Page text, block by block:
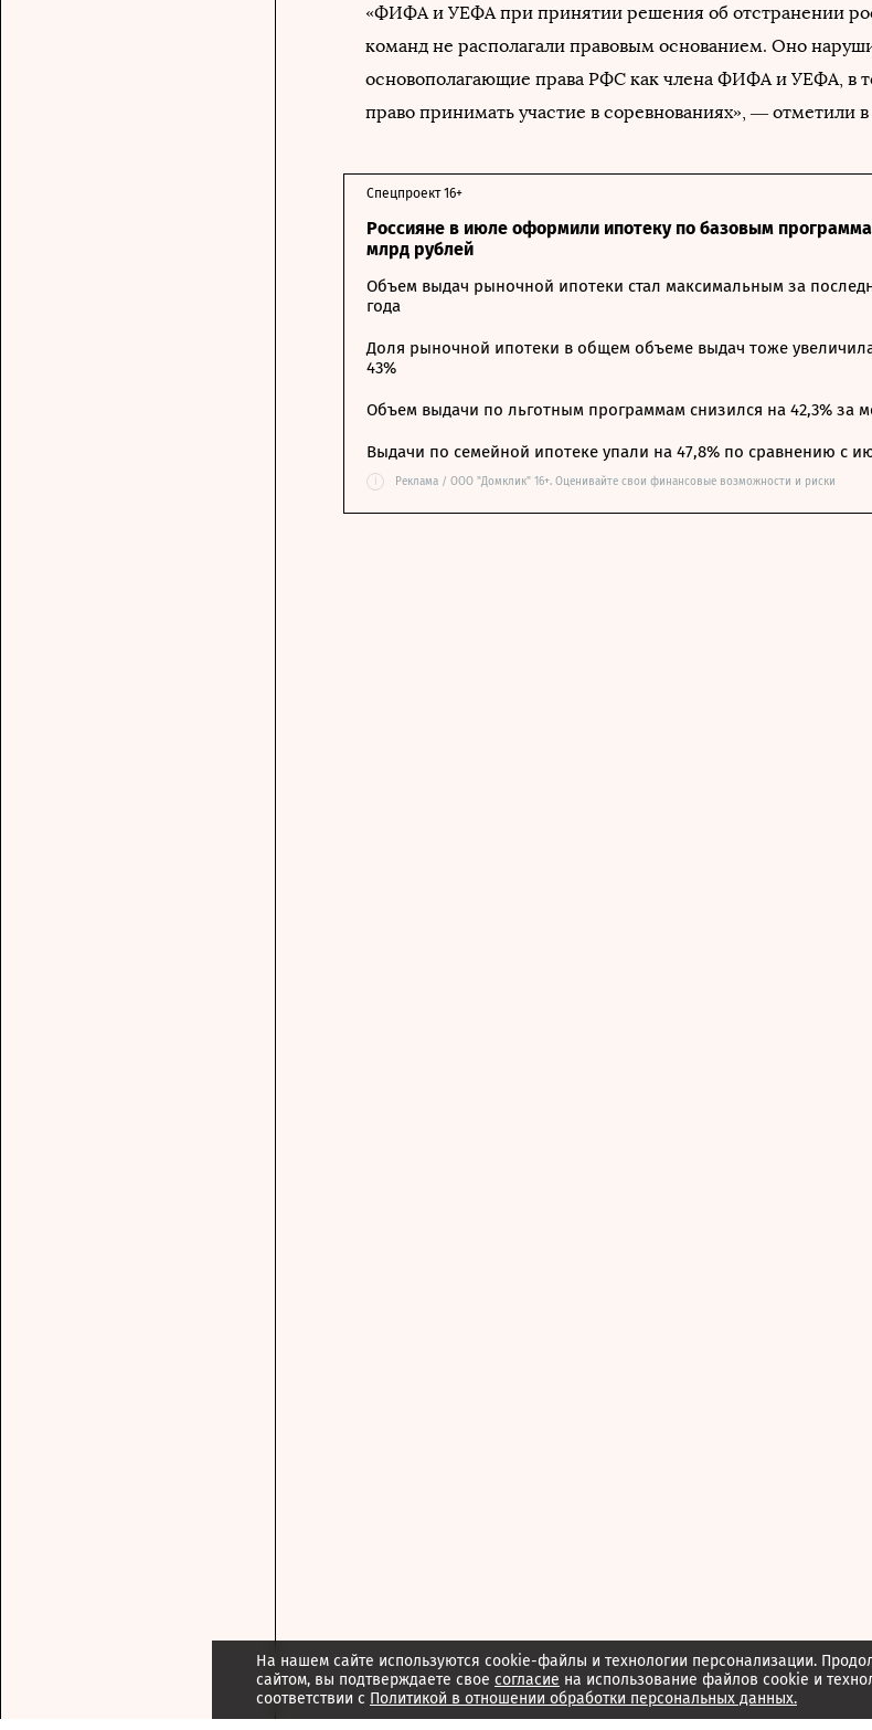
На нашем сайте используются cookie-файлы и технологии персонализации.
сайтом, вы подтверждаете свое согласие на использование файлов cookie и
соответствии с Политикой в отношении обработки персональных данных.
«ФИФА и УЕФА при принятии решения об отстранении
команд не располагали правовым основанием. Оно
основополагающие права РФС как члена ФИФА и УЕФА, в
право принимать участие в соревнованиях», — отметили
Россияне в июле оформили ипотеку по базовым
млрд рублей
Спецпроект 16+
Объем выдач рыночной ипотеки стал максимальным за
года
Доля рыночной ипотеки в общем объеме выдач тоже
43%
Объем выдачи по льготным программам снизился на 42,3% за
Выдачи по семейной ипотеке упали на 47,8% по сравнению с
i Реклама / ООО "Домклик" 16+. Оценивайте свои финансовые возможности и риски